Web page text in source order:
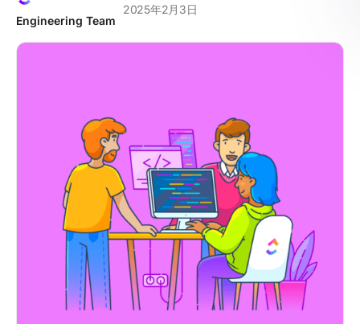
Engineering Team
2025年2月3日